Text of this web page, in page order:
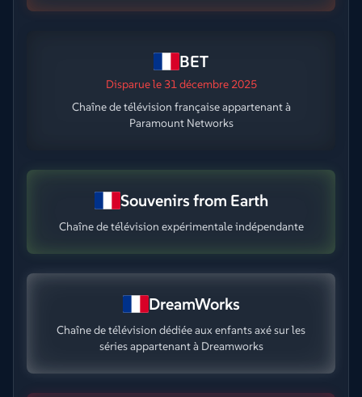
BET
Disparuele 31 décembre 2025
Chaîne de télévision française appartenant à
Paramount Networks
Souvenirs from Earth
Chaîne de télévision expérimentale indépendante
DreamWorks
Chaîne de télévision dédiée aux enfants axé sur les
séries appartenant à Dreamworks